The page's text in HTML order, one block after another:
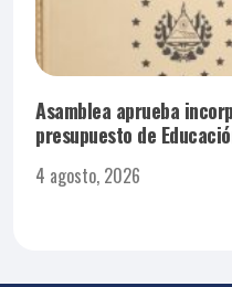
Asamblea aprueba
presupuesto de
4 agosto, 2026